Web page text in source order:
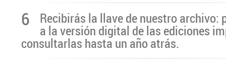
6 Recibirás la llave de nuestro archivo:
a la versión digital de las ediciones
consultarlas hasta un año atrás.